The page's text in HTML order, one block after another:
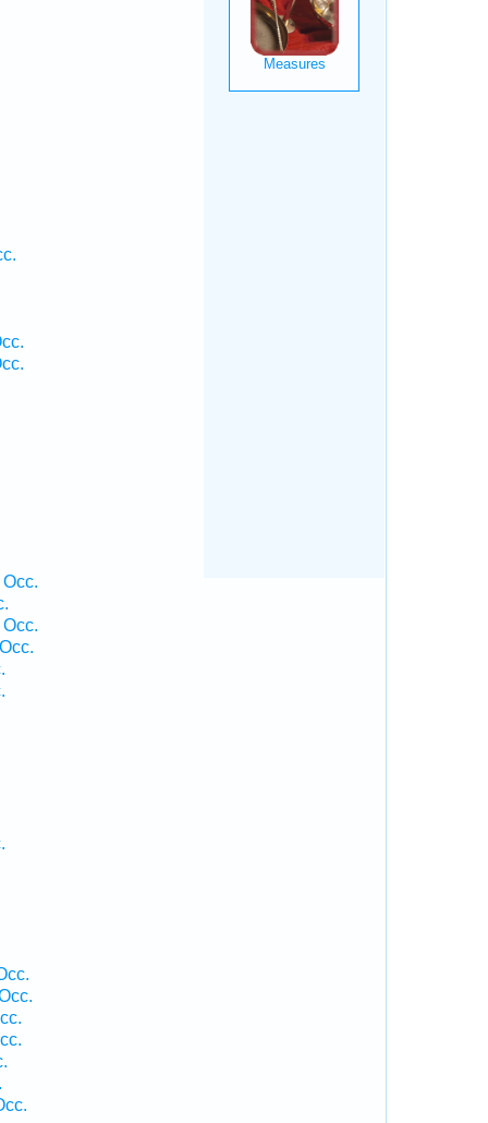
Occ.
Occ.